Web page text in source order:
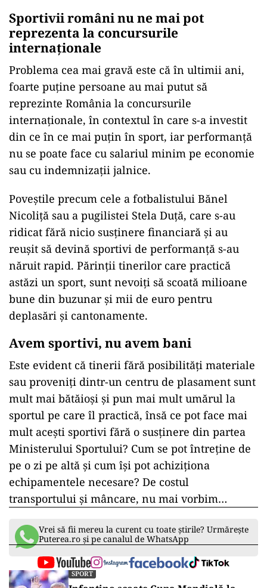
Sportivii români nu ne mai pot
reprezenta la concursurile
internaționale
Problema cea mai gravă este că în ultimii ani,
foarte puține persoane au mai putut să
reprezinte România la concursurile
internaționale, în contextul în care s-a investit
din ce în ce mai puțin în sport, iar performanță
nu se poate face cu salariul minim pe economie
sau cu indemnizații jalnice.
Poveștile precum cele a fotbalistului Bănel
Nicoliță sau a pugilistei Stela Duță, care s-au
ridicat fără nicio susținere financiară și au
reușit să devină sportivi de performanță s-au
năruit rapid. Părinții tinerilor care practică
astăzi un sport, sunt nevoiți să scoată milioane
bune din buzunar și mii de euro pentru
deplasări și cantonamente.
Avem sportivi, nu avem bani
Este evident că tinerii fără posibilități materiale
sau proveniți dintr-un centru de plasament sunt
mult mai bătăioși și pun mai mult umărul la
sportul pe care îl practică, însă ce pot face mai
mult acești sportivi fără o susținere din partea
Ministerului Sportului? Cum se pot întreține de
pe o zi pe altă și cum își pot achiziționa
echipamentele necesare? De costul
transportului și mâncare, nu mai vorbim…
Vrei să fii mereu la curent cu toate știrile? Urmărește
Puterea.ro și pe canalul de WhatsApp
SPORT